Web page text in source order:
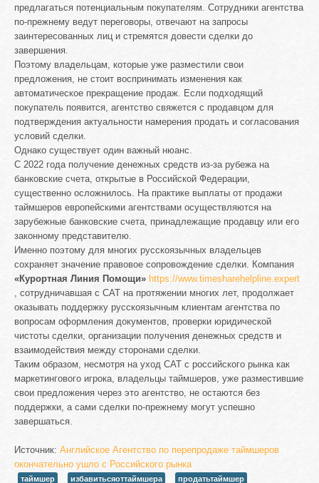
предлагаться потенциальным покупателям. Сотрудники агентства
по-прежнему ведут переговоры, отвечают на запросы
заинтересованных лиц и стремятся довести сделки до
завершения.
Поэтому владельцам, которые уже разместили свои
предложения, не стоит воспринимать изменения как
автоматическое прекращение продаж. Если подходящий
покупатель появится, агентство свяжется с продавцом для
подтверждения актуальности намерения продать и согласования
условий сделки.
Однако существует один важный нюанс.
С 2022 года получение денежных средств из-за рубежа на
банковские счета, открытые в Российской Федерации,
существенно осложнилось. На практике выплаты от продажи
таймшеров европейскими агентствами осуществляются на
зарубежные банковские счета, принадлежащие продавцу или его
законному представителю.
Именно поэтому для многих русскоязычных владельцев
сохраняет значение правовое сопровождение сделки. Компания
«Курортная Линия Помощи» https://www.timesharehelpline.expert
, сотрудничавшая с CAT на протяжении многих лет, продолжает
оказывать поддержку русскоязычным клиентам агентства по
вопросам оформления документов, проверки юридической
чистоты сделки, организации получения денежных средств и
взаимодействия между сторонами сделки.
Таким образом, несмотря на уход CAT с российского рынка как
маркетингового игрока, владельцы таймшеров, уже разместившие
свои предложения через это агентство, не остаются без
поддержки, а сами сделки по-прежнему могут успешно
завершаться.
Источник: Английское Агентство по перепродаже таймшеров
окончательно ушло с Российского рынка
таймшер избавитьсяоттаймшера продатьтаймшер